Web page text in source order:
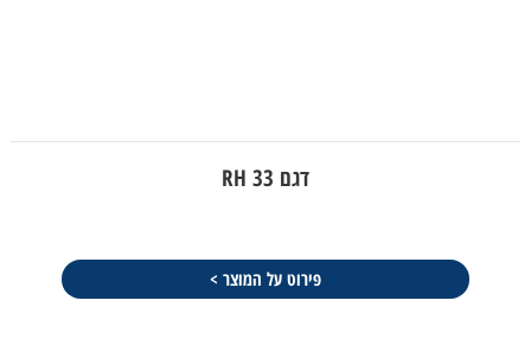
דגם RH 33
פירוט על המוצר >